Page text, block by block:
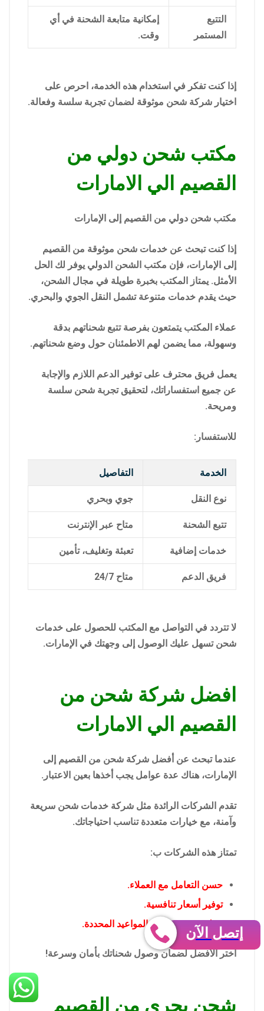
التتبع
المستمر
إمكانية متابعة الشحنة في أي
وقت.
إذا كنت تفكر في استخدام هذه الخدمة، احرص على
اختيار شركة شحن موثوقة لضمان تجربة سلسة وفعالة.
مكتب شحن دولي من
القصيم الي الامارات
مكتب شحن دولي من القصيم إلى الإمارات
إذا كنت تبحث عن خدمات شحن موثوقة من القصيم
إلى الإمارات، فإن مكتب الشحن الدولي يوفر لك الحل
الأمثل. يمتاز المكتب بخبرة طويلة في مجال الشحن،
حيث يقدم خدمات متنوعة تشمل النقل الجوي والبحري.
عملاء المكتب يتمتعون بفرصة تتبع شحناتهم بدقة
وسهولة، مما يضمن لهم الاطمئنان حول وضع شحناتهم.
يعمل فريق محترف على توفير الدعم اللازم والإجابة
عن جميع استفساراتك، لتحقيق تجربة شحن سلسة
ومريحة.
للاستفسار:
الخدمة التفاصيل
نوع النقل جوي وبحري
تتبع الشحنة متاح عبر الإنترنت
خدمات إضافية تعبئة وتغليف، تأمين
فريق الدعم متاح 24/7
لا تتردد في التواصل مع المكتب للحصول على خدمات
شحن تسهل عليك الوصول إلى وجهتك في الإمارات.
افضل شركة شحن من
القصيم الي الامارات
عندما تبحث عن أفضل شركة شحن من القصيم إلى
الإمارات، هناك عدة عوامل يجب أخذها بعين الاعتبار.
تقدم الشركات الرائدة مثل شركة خدمات شحن سريعة
وآمنة، مع خيارات متعددة تناسب احتياجاتك.
تمتاز هذه الشركات ب:
حسن التعامل مع العملاء.
توفير أسعار تنافسية.
تسليم موثوق ضمن المواعيد المحددة.
اختر الأفضل لضمان وصول شحناتك بأمان وسرعة!
شحن بحري من القصيم
إتصل الآن